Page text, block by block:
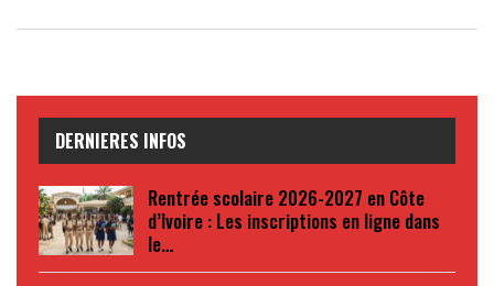
DERNIERES INFOS
Rentrée scolaire 2026-2027 en Côte
d’Ivoire : Les inscriptions en ligne dans
le…